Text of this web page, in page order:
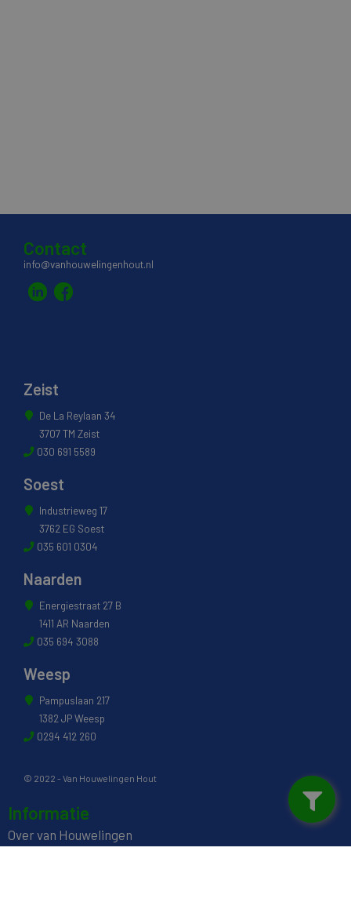
Contact
info@vanhouwelingenhout.nl
Zeist
De La Reylaan 34
3707 TM Zeist
030 691 5589
Soest
Industrieweg 17
3762 EG Soest
035 601 0304
Naarden
Energiestraat 27 B
1411 AR Naarden
035 694 3088
Weesp
Pampuslaan 217
1382 JP Weesp
0294 412 260
© 2022 - Van Houwelingen Hout
Informatie
Over van Houwelingen